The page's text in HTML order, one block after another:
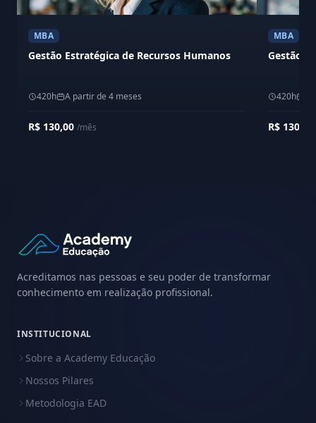
MBA
Gestão Estratégica de Recursos Humanos
420h A partir de 4 meses
R$ 130,00 /mês
MBA
Gestão
420h
R$ 130,00
Acreditamos nas pessoas e seu poder de transformar
conhecimento em realização profissional.
INSTITUCIONAL
Sobre a Academy Educação
Nossos Pilares
Metodologia EAD